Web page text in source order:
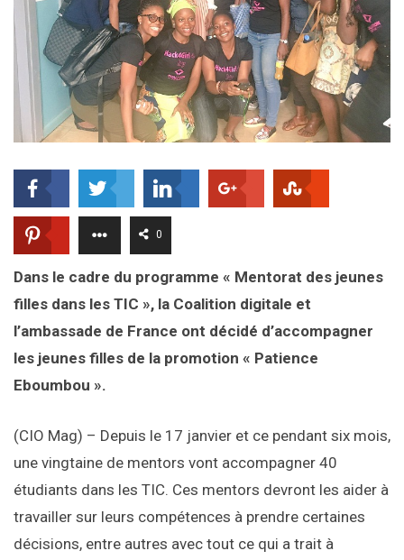
0
Dans le cadre du programme « Mentorat des jeunes
filles dans les TIC », la Coalition digitale et
l’ambassade de France ont décidé d’accompagner
les jeunes filles de la promotion « Patience
Eboumbou ».
(CIO Mag) – Depuis le 17 janvier et ce pendant six mois,
une vingtaine de mentors vont accompagner 40
étudiants dans les TIC. Ces mentors devront les aider à
travailler sur leurs compétences à prendre certaines
décisions, entre autres avec tout ce qui a trait à